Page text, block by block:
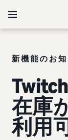
新機能のお
在庫
利用